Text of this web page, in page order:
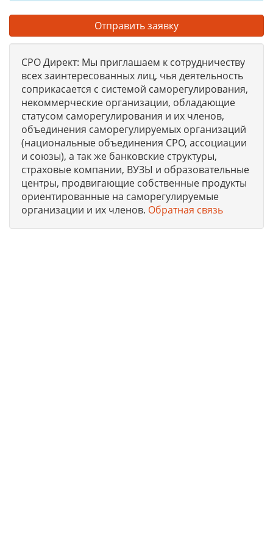
Отправить заявку
СРО Директ: Мы приглашаем к сотрудничеству
всех заинтересованных лиц, чья деятельность
соприкасается с системой саморегулирования,
некоммерческие организации, обладающие
статусом саморегулирования и их членов,
объединения саморегулируемых организаций
(национальные объединения СРО, ассоциации
и союзы), а так же банковские структуры,
страховые компании, ВУЗЫ и образовательные
центры, продвигающие собственные продукты
ориентированные на саморегулируемые
организации и их членов. Обратная связь